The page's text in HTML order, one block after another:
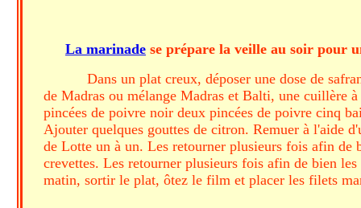
La marinadese prépare la veille au soir pour
Dans un plat creux, déposer une dose de
de Madras ou mélange Madras et Balti, une cuillère
pincées de poivre noir deux pincées de poivre cinq
Ajouter quelques gouttes de citron. Remuer à l'aide
de Lotte un à un. Les retourner plusieurs fois afin de
crevettes. Les retourner plusieurs fois afin de bien
matin, sortir le plat, ôtez le film et placer les filets